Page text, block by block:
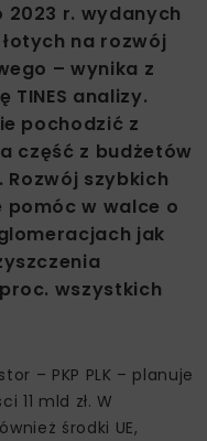
2023 r. wydanych
na rozwój
– wynika z
analizy.
pochodzić z
a część z budżetów
szybkich
w walce o
jak
wszystkich
– PKP PLK – planuje
11 mld zł. W
środki UE,